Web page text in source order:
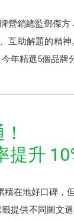
營銷總監鄧傑
互助解題的精
年精選5個品牌
提升
積在地好口碑
提供不同圖文